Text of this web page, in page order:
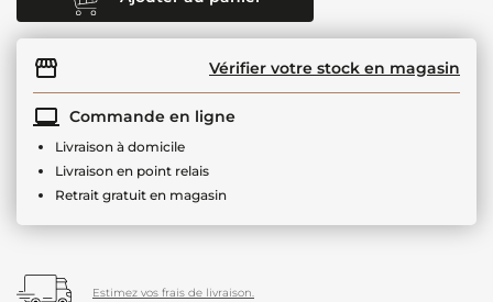
Vérifier votre stock en magasin
Commande en ligne
Livraison à domicile
Livraison en point relais
Retrait gratuit en magasin
Estimez vos frais de livraison.